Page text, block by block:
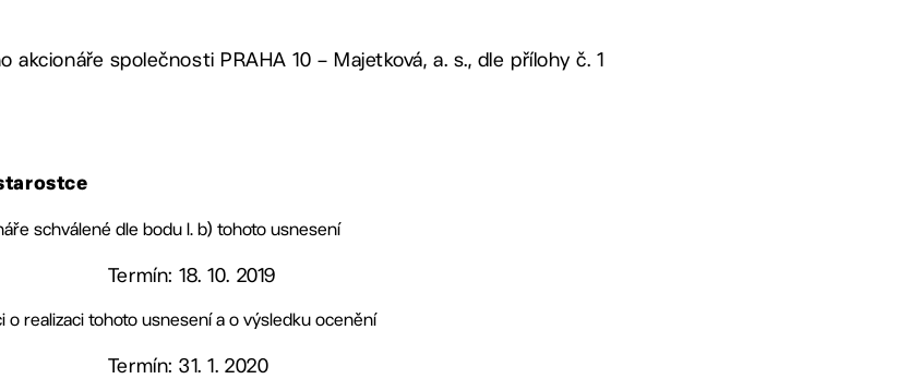
společnosti PRAHA 10 – Majetková, a. s., dle přílohy č. 1
schválené dle bodu I. b) tohoto usnesení
Termín: 18. 10. 2019
o realizaci tohoto usnesení a o výsledku ocenění
Termín: 31. 1. 2020